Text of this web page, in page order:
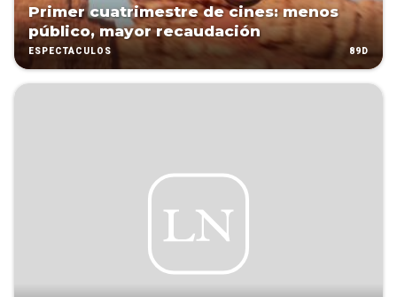
Primer cuatrimestre de cines: menos
público, mayor recaudación
ESPECTÁCULOS 89D